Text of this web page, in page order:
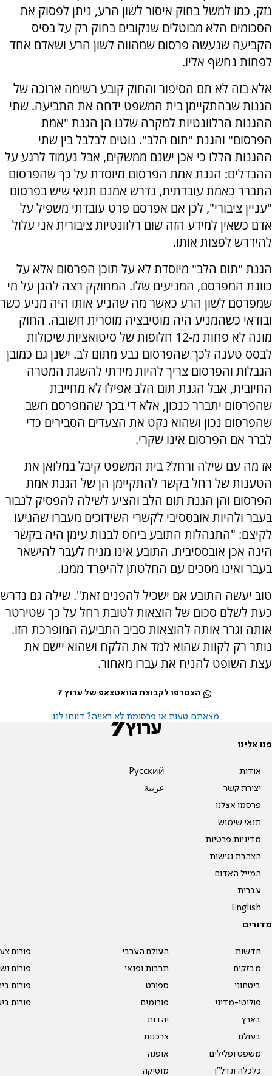
נזק, כמו למשל בחוק איסור לשון הרע, ניתן לפסוק את
הסכומים הלא מבוטלים שנקובים בחוק רק על בסיס
הקביעה שנעשה פרסום שמהווה לשון הרע ושאדם אחד
לפחות נחשף אליו.
אלא בזה לא תם הסיפור והחוק קובע רשימה ארוכה של
הגנות שבהתקיימן בית המשפט ידחה את התביעה. שתי
ההגנות הרלוונטיות למקרה שלנו הן הגנת "אמת
הפרסום" והגנת "תום הלב". נוטים לבלבל בין שתי
ההגנות הללו כי אכן ישנם ממשקים, אבל נעמוד לרגע על
ההבדלים: הגנת אמת הפרסום מיוסדת על כך שהפרסום
התברר כאמת עובדתית, נדרש אמנם תנאי שיש בפרסום
"עניין ציבורי", לכן אם אפרסם פרט עובדתי משפיל על
אדם כשאין למידע הזה שום רלוונטיות ציבורית אני עלול
להידרש לפצות אותו.
הגנת "תום הלב" מיוסדת לא על תוכן הפרסום אלא על
כוונת המפרסם, המניעים שלו. המחוקק רצה להגן על מי
שמפרסם לשון הרע כאשר מה שהניע אותו היה מניע כשר
ובודאי כשהמניע היה מוטיבציה מוסרית חשובה. החוק
מונה לא פחות מ-12 חלופות של סיטואציות שיכולות
לבסס טענה לכך שהפרסום נבע מתום לב. ישנן גם כמובן
הגבלות והפרסום צריך להיות מידתי להשגת המטרה
החיובית, אבל הגנת תום הלב אפילו לא מחייבת
שהפרסום יתברר כנכון, אלא די בכך שהמפרסם חשב
שהפרסום נכון ושהוא נקט את הצעדים הסבירים כדי
לברר אם הפרסום אינו שקרי.
אז מה עם שילה ורחל? בית המשפט קיבל במלואן את
הטענות של רחל בקשר להתקיימן הן של הגנת אמת
הפרסום והן הגנת תום הלב והציע לשילה להפסיק לנבור
בעבר ולהיות אובססיבי לקשרי השידוכים מעברו שהגיעו
לקיצם: "התנהלות התובע ביחס לבנות עימן היה בקשר
הינה אכן אובססיבית. התובע אינו מניח לעבר להישאר
בעבר ואינו מסכים עם החלטתן להיפרד ממנו.
טוב יעשה התובע אם ישכיל להפנים זאת". שילה גם נדרש
כעת לשלם סכום של הוצאות לטובת רחל על כך שטירטר
אותה וגרר אותה להוצאות סביב התביעה המופרכת הזו.
נותר רק לקוות שהוא למד את הלקח ושהוא יישם את
עצת השופט להניח את עברו מאחור.
הצטרפו לקבוצת הוואטצאפ של ערוץ 7
מצאתם טעות או פרסומת לא ראויה? דווחו לנו
פנו אלינו
אודות
יצירת קשר
פרסמו אצלנו
תנאי שימוש
מדיניות פרטיות
הצהרת נגישות
המייל האדום
עברית
English
Pусский
عربية
מדורים
חדשות
מבזקים
ביטחוני
פוליטי-מדיני
בארץ
בעולם
משפט ופלילים
כלכלה ונדל"ן
העולם הערבי
תרבות ופנאי
ספורט
פורומים
יהדות
צרכנות
אופנה
מוסיקה
פורום
פורום
פורום
פורום